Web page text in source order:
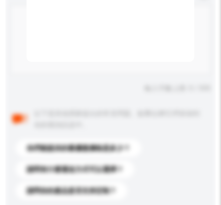
你們能提供的最優惠價格是多少？
請問有什麼運送方式可以選擇？
請問你的產品是否支持定制？